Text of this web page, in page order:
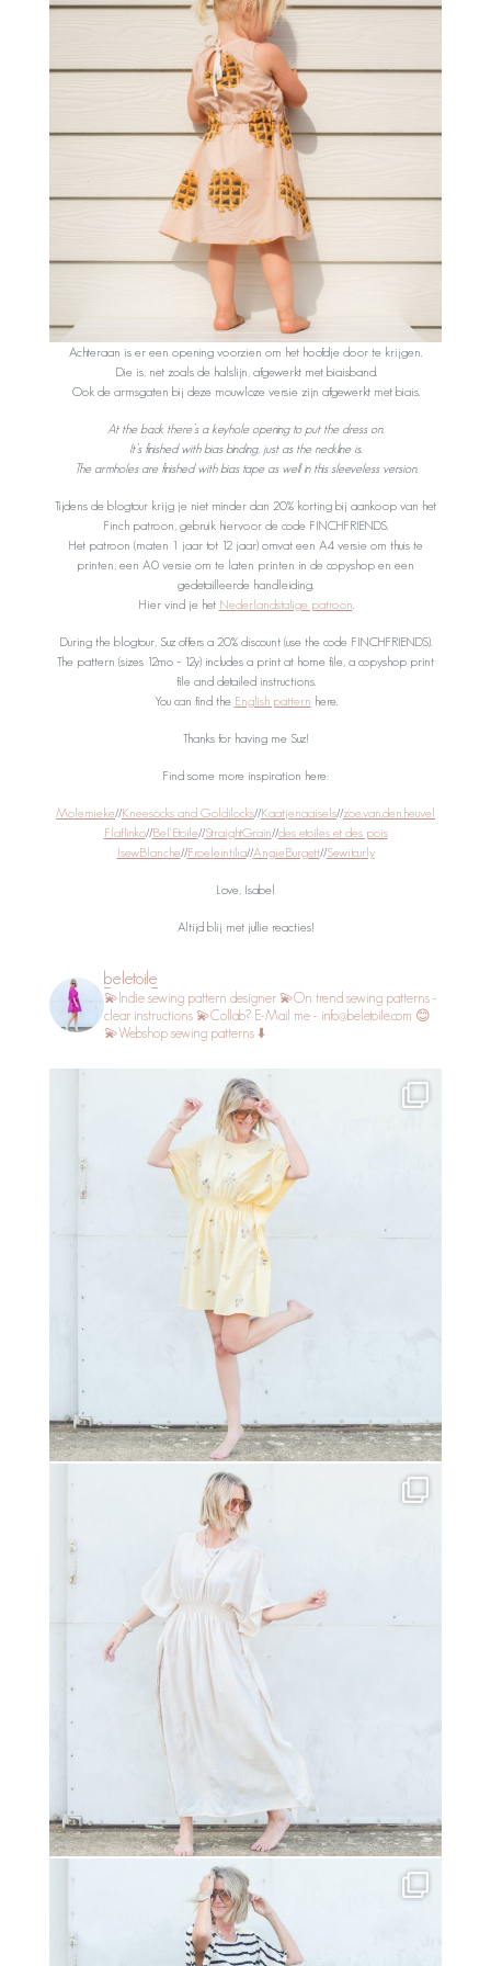
Achteraan is er een opening voorzien om het hoofdje door te krijgen.
Die is, net zoals de halslijn, afgewerkt met biaisband.
Ook de armsgaten bij deze mouwloze versie zijn afgewerkt met biais.
At the back there’s a keyhole opening to put the dress on.
It’s finished with bias binding, just as the neckline is.
The armholes are finished with bias tape as well in this sleeveless version.
Tijdens de blogtour krijg je niet minder dan 20% korting bij aankoop van het
Finch patroon, gebruik hiervoor de code FINCHFRIENDS.
Het patroon (maten 1 jaar tot 12 jaar) omvat een A4 versie om thuis te
printen, een A0 versie om te laten printen in de copyshop en een
gedetailleerde handleiding.
Hier vind je het Nederlandstalige patroon
During the blogtour, Suz offers a 20% discount (use the code FINCHFRIENDS).
The pattern (sizes 12mo – 12y) includes a print at home file, a copyshop print
file and detailed instructions.
You can find the English pattern here.
Thanks for having me Suz!
Find some more inspiration here:
Molemieke//Kneesocks and Goldilocks//Kaatjenaaisels//zoe.van.den.heuvel
Flaflinko//Bel’Etoile//StraightGrain//des etoiles et des pois
IsewBlanche//Froeleintilia//AngieBurgett//Sewitcurly
Love, Isabel
Altijd blij met jullie reacties!
_beletoile_
💫Indie sewing pattern designer 💫On trend sewing patterns -
clear instructions 💫Collab? E-Mail me - info@beletoile.com 😊
💫Webshop sewing patterns ⬇️